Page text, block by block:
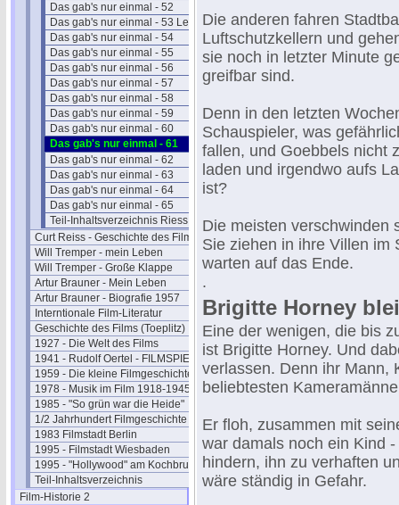
Das gab's nur einmal - 52
Das gab's nur einmal - 53 Leander
Das gab's nur einmal - 54
Das gab's nur einmal - 55
Das gab's nur einmal - 56
Das gab's nur einmal - 57
Das gab's nur einmal - 58
Das gab's nur einmal - 59
Das gab's nur einmal - 60
Das gab's nur einmal - 61
Das gab's nur einmal - 62
Das gab's nur einmal - 63
Das gab's nur einmal - 64
Das gab's nur einmal - 65
Teil-Inhaltsverzeichnis Riess I
Curt Reiss - Geschichte des Films II
Will Tremper - mein Leben
Will Tremper - Große Klappe
Artur Brauner - Mein Leben
Artur Brauner - Biografie 1957
Interntionale Film-Literatur
Geschichte des Films (Toeplitz)
1927 - Die Welt des Films
1941 - Rudolf Oertel - FILMSPIEGEL
1959 - Die kleine Filmgeschichte
1978 - Musik im Film 1918-1945
1985 - "So grün war die Heide"
1/2 Jahrhundert Filmgeschichte
1983 Filmstadt Berlin
1995 - Filmstadt Wiesbaden
1995 - "Hollywood" am Kochbrunnen
Teil-Inhaltsverzeichnis
Film-Historie 2
Die anderen fahren
Luftschutzkellern und
sie noch in letzter Minute
greifbar sind.
Denn in den letzten
Schauspieler, was
fallen, und Goebbels nicht
laden und irgendwo aufs
ist?
Die meisten verschwinden
Sie ziehen in ihre Villen im
warten auf das Ende.
.
Brigitte Horney
Eine der wenigen, die bis
ist Brigitte Horney. Und
verlassen. Denn ihr Mann,
beliebtesten
Er floh, zusammen mit
war damals noch ein Kind
hindern, ihn zu verhaften
wäre ständig in Gefahr.